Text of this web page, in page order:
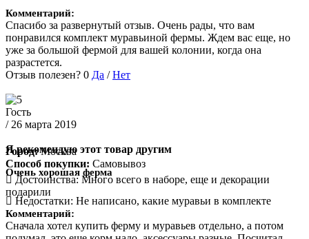
Комментарий:
Спасибо за развернутый отзыв. Очень рады, что вам
понравился комплект муравьиной фермы. Ждем вас еще, но
уже за большой фермой для вашей колонии, когда она
разрастется.
Отзыв полезен? 0 Да /Нет
Гость
/ 26 марта 2019
Я рекомендую этот товар другим
Город:Москва
Способ покупки: Самовывоз
Очень хорошая ферма
Достоинства:Много всего в наборе, еще и декорации
подарили
Недостатки: Не написано, какие муравьи в комплекте
Комментарий:
Сначала хотел купить ферму и муравьев отдельно, а потом